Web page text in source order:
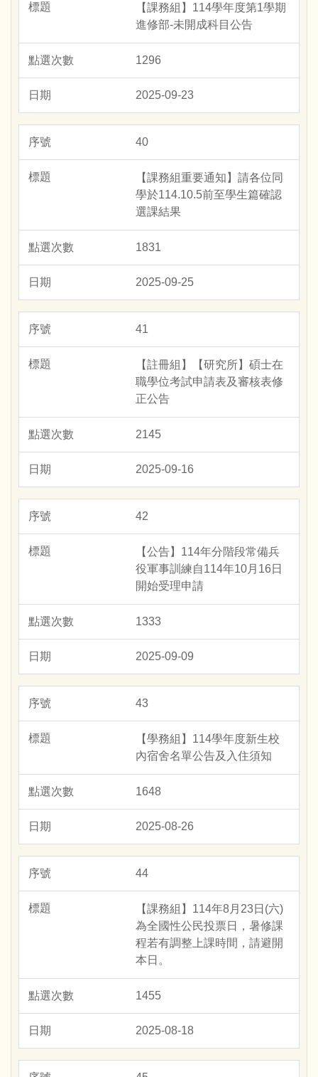
【課務組】114學年度第1學期
進修部-未開成科目公告
1296
2025-09-23
40
【課務組重要通知】請各位同
學於114.10.5前至學生篇確認
選課結果
1831
2025-09-25
41
【註冊組】【研究所】碩士在
職學位考試申請表及審核表修
正公告
2145
2025-09-16
42
【公告】114年分階段常備兵
役軍事訓練自114年10月16日
開始受理申請
1333
2025-09-09
43
【學務組】114學年度新生校
內宿舍名單公告及入住須知
1648
2025-08-26
44
【課務組】114年8月23日(六)
為全國性公民投票日，暑修課
程若有調整上課時間，請避開
本日。
1455
2025-08-18